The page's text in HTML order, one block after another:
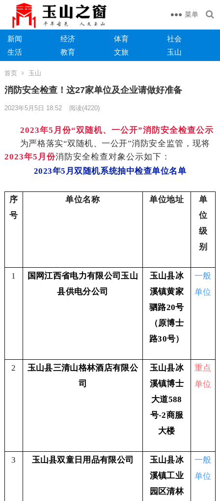
菜单
新闻 经济 体育
社会
生活
教育 文旅 玉山
首页 玉山
消防安全检查！这27家单位及企业请做好准备
2023年5月5日 18:52 阅读(4220)
2023年5月份“双随机、一公开”消防安全检查公示
为严格落实“双随机、一公开”消防安全监管 ，现将
2023年5月份消防安全检查对象公示如下：
2023年5月双随机系统抽中检查单位名单
序
号
单位名称 单位地址
单
位
级
别
1
国网江西省电力有限公司玉山
县供电分公司
玉山县冰
溪镇黄家
驷路20号
（原博士
路30号）
一般
单位
2
玉山县三清山格林酒店有限公
司
玉山县冰
溪镇博士
大道588
号-2商服
大楼
重点
单位
3 玉山县双童日用品有限公司
玉山县冰
溪镇工业
园区清林
一般
单位